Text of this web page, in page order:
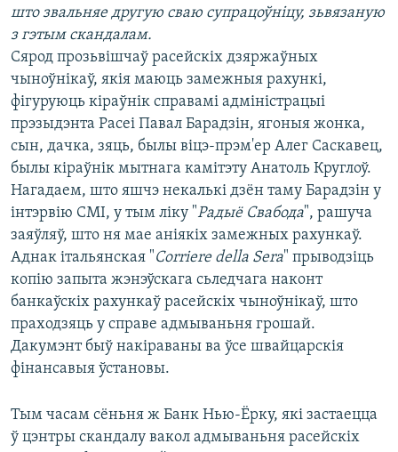
што звальняе другую сваю супрацоўніцу, зьвязаную
з гэтым скандалам.
Сярод прозьвішчаў расейскіх дзяржаўных
чыноўнікаў, якія маюць замежныя рахункі,
фігуруюць кіраўнік справамі адміністрацыі
прэзыдэнта Расеі Павал Барадзін, ягоныя жонка,
сын, дачка, зяць, былы віцэ-прэм'ер Алег Саскавец,
былы кіраўнік мытнага камітэту Анатоль Круглоў.
Нагадаем, што яшчэ некалькі дзён таму Барадзін у
інтэрвію СМІ, у тым ліку "Радыё Свабода", рашуча
заяўляў, што ня мае аніякіх замежных рахункаў.
Аднак італьянская "Corriere della Sera" прыводзіць
копію запыта жэнэўскага сьледчага наконт
банкаўскіх рахункаў расейскіх чыноўнікаў, што
праходзяць у справе адмываньня грошай.
Дакумэнт быў накіраваны ва ўсе швайцарскія
фінансавыя ўстановы.
Тым часам сёньня ж Банк Нью-Ёрку, які застаецца
ў цэнтры скандалу вакол адмываньня расейскіх